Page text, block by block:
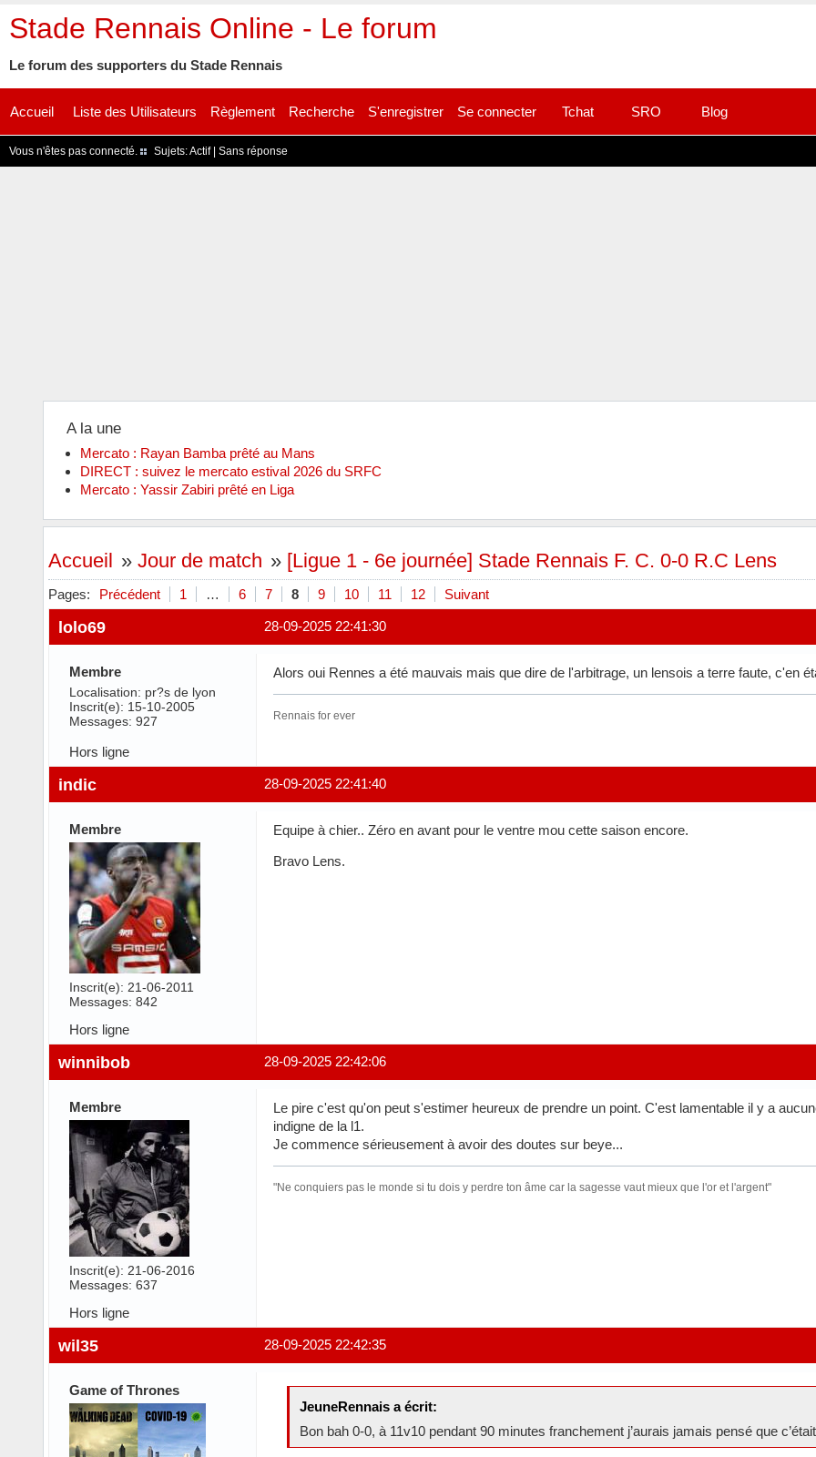
Stade Rennais Online - Le forum
Le forum des supporters du Stade Rennais
Accueil Liste des Utilisateurs Règlement Recherche S'enregistrer Se connecter Tchat SRO Blog
Vous n'êtes pas connecté. Sujets:Actif| Sans réponse
A la une
Mercato : Rayan Bamba prêté au Mans
DIRECT : suivez le mercato estival 2026 du SRFC
Mercato : Yassir Zabiri prêté en Liga
Accueil » Jour de match » [Ligue 1 - 6e journée] Stade Rennais F. C. 0-0 R.C Lens
Pages: Précédent 1 … 6 7 8 9 10 11 12 Suivant
28-09-2025 22:41:30
lolo69
Membre
Localisation: pr?s de lyon
Inscrit(e): 15-10-2005
Messages: 927
Alors oui Rennes a été mauvais mais que dire de l'arbitrage, un lensois a terre faute, c'en
Rennais for ever
Hors ligne
28-09-2025 22:41:40
indic
Membre
Inscrit(e): 21-06-2011
Messages: 842
Equipe à chier.. Zéro en avant pour le ventre mou cette saison encore.
Bravo Lens.
Hors ligne
28-09-2025 22:42:06
winnibob
Membre
Inscrit(e): 21-06-2016
Messages: 637
Le pire c'est qu'on peut s'estimer heureux de prendre un point. C'est lamentable il y a
indigne de la l1.
Je commence sérieusement à avoir des doutes sur beye...
"Ne conquiers pas le monde si tu dois y perdre ton âme car la sagesse vaut mieux que l'or et l'argent"
Hors ligne
28-09-2025 22:42:35
wil35
Game of Thrones
JeuneRennais a écrit:
Bon bah 0-0, à 11v10 pendant 90 minutes franchement j’aurais jamais pensé que